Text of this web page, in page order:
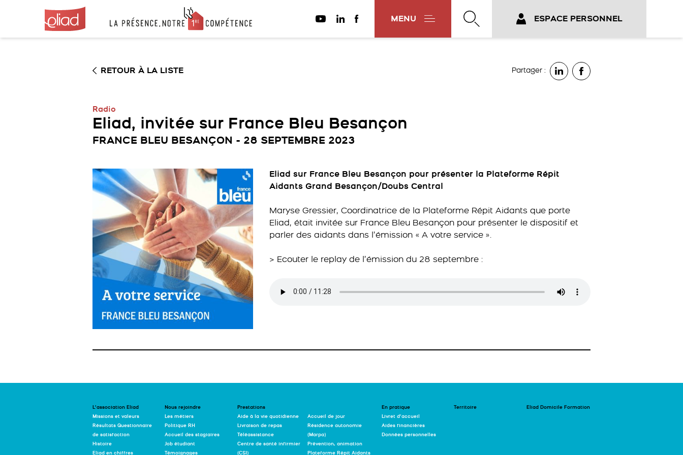
MENU ESPACE PERSONNEL
RETOUR À LA LISTE Partager :
Eliad, invitée sur France Bleu Besançon
Radio
FRANCE BLEU BESANÇON - 28 SEPTEMBRE 2023
Eliad sur France Bleu Besançon pour présenter la Plateforme Répit
Aidants Grand Besançon/Doubs Central
Maryse Gressier, Coordinatrice de la Plateforme Répit Aidants que porte
Eliad, était invitée sur France Bleu Besançon pour présenter le dispositif et
parler des aidants dans l’émission « A votre service ».
> Ecouter le replay de l’émission du 28 septembre :
L’association Eliad
Missions et valeurs
Résultats Questionnaire
de satisfaction
Histoire
Eliad en chiffres
Nous rejoindre
Les métiers
Politique RH
Accueil des stagiaires
Job étudiant
Témoignages
Prestations
Aide à la vie quotidienne
Livraison de repas
Téléassistance
Centre de santé infirmier
(CSI)
Accueil de jour
Résidence autonomie
(Marpa)
Prévention, animation
Plateforme Répit Aidants
En pratique
Livret d’accueil
Aides financières
Données personnelles
Territoire Eliad Domicile Formation